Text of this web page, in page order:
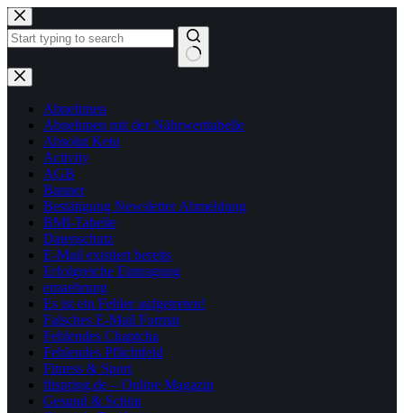
Zum
Inhalt
springen
Keine
Ergebnisse
Abnehmen
Abnehmen mit der Nährwerttabelle
Absolut Keto
Activity
AGB
Banner
Bestätigung Newsletter Abmeldung
BMI-Tabelle
Datenschutz
E-Mail existiert bereits
Erfolgreiche Eintragung
ernaehrung
Es ist ein Fehler aufgetreten!
Falsches E-Mail Format
Fehlendes Chaptcha
Fehlendes Pflichtfeld
Fitness & Sport
fitspring.de – Online Magazin
Gesund & Schön